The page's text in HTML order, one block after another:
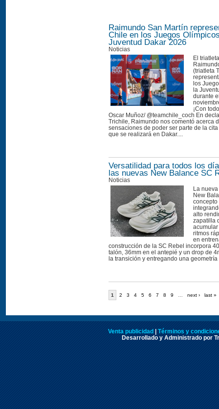
Raimundo San Martín
Chile en los Juegos
Juventud Dakar 2026
Noticias
El
(triatleta
los
la
durante
¡Con
Oscar Muñoz/ @teamchile_coch En
Trichile, Raimundo nos comentó acerca
sensaciones de poder ser parte de la
que se realizará en Dakar....
Versatilidad para todos los
las nuevas New Balance SC
Noticias
La
New
concepto
alto
zapatilla
ritmos
en
construcción de la SC Rebel incorpora
talón, 36mm en el antepié y un drop de
la transición y entregando una
1 2 3 4 5 6 7 8 9 … next › last »
Venta publicidad
Términos y
Desarrollado y Administrado por